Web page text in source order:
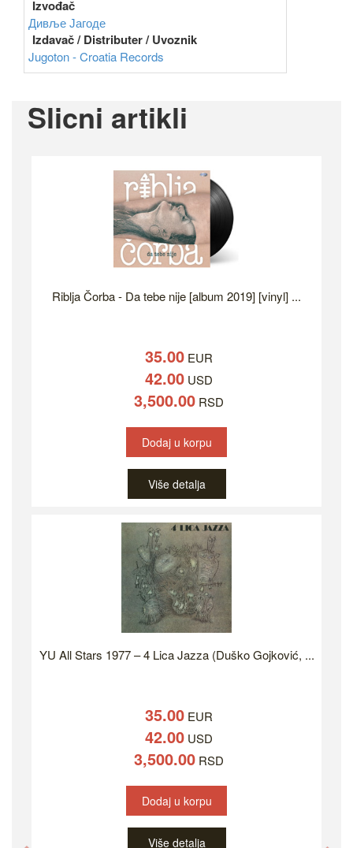
Izvođač
Дивље Јагоде
Izdavač / Distributer / Uvoznik
Jugoton - Croatia Records
Slicni artikli
Riblja Čorba - Da tebe nije [album 2019] [vinyl] ...
35.00EUR
42.00USD
3,500.00RSD
Dodaj u korpu
Više detalja
YU All Stars 1977 – 4 Lica Jazza (Duško Gojković, ...
35.00EUR
42.00USD
3,500.00RSD
Dodaj u korpu
Više detalja